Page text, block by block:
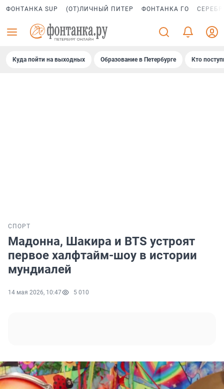
ФОНТАНКА SUP (ОТ)ЛИЧНЫЙ ПИТЕР ФОНТАНКА ГО
Куда пойти на выходных Образование в Петербурге Кто
СПОРТ
Мадонна, Шакира и BTS устроят
первое халфтайм-шоу в истории
мундиалей
14 мая 2026, 10:47 5 010